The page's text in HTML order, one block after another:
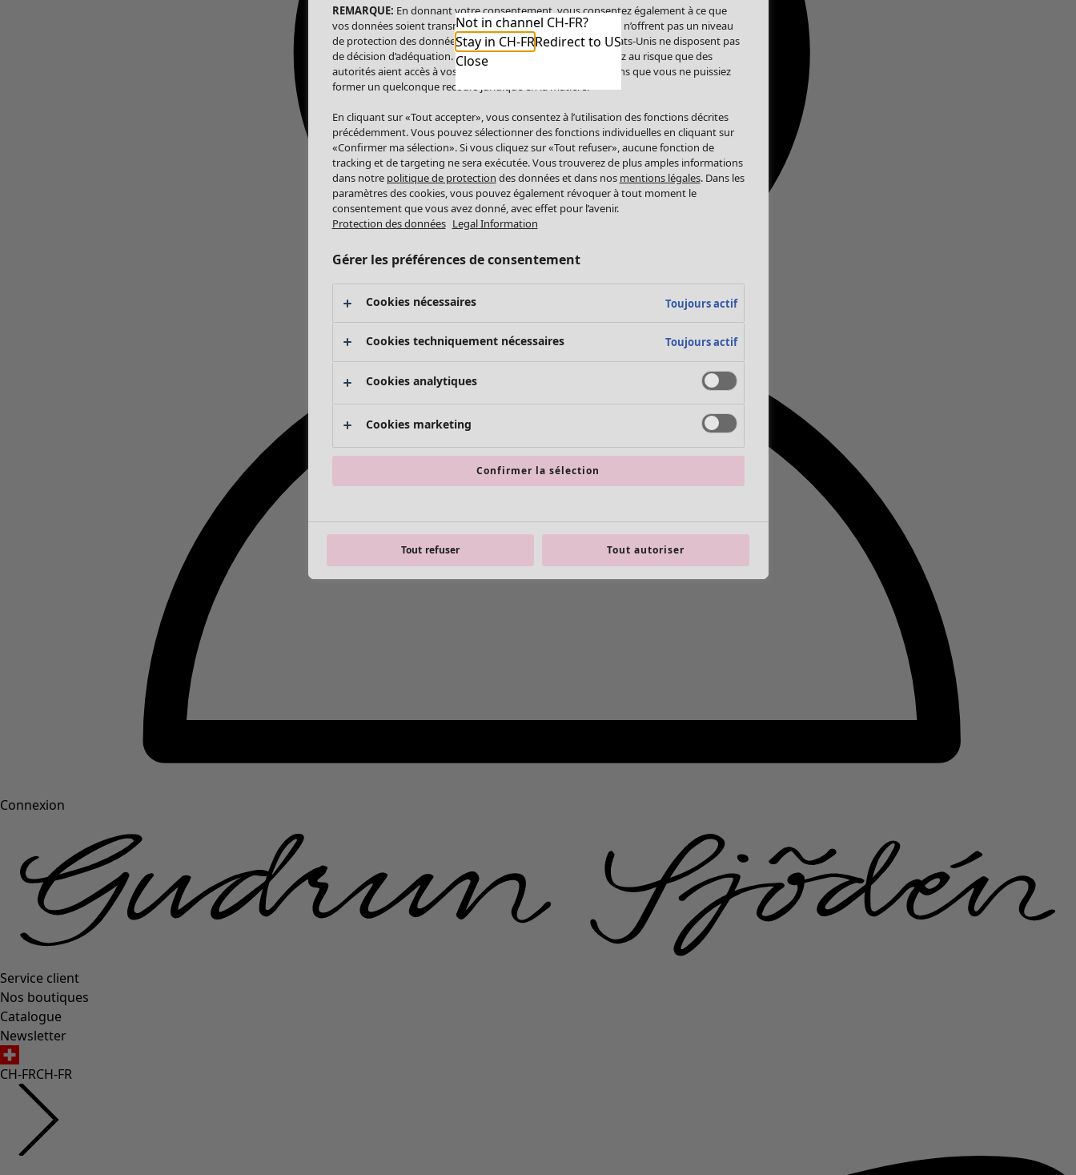
Connexion
Service client
Nos boutiques
Catalogue
Newsletter
CH-FRCH-FR
Not in channel CH-FR?
Stay in CH-FRRedirect to US
Close
REMARQUE: En donnant votre consentement, vous consentez également à ce que
vos données soient transmises aux États-Unis. Les États-Unis n’offrent pas un niveau
de protection des données comparable à celui de l’UE. Les États-Unis ne disposent pas
de décision d’adéquation. Par conséquent, vous vous exposez au risque que des
autorités aient accès à vos données à caractère personnel sans que vous ne puissiez
former un quelconque recours juridique en la matière.
En cliquant sur «Tout accepter», vous consentez à l’utilisation des fonctions décrites
précédemment. Vous pouvez sélectionner des fonctions individuelles en cliquant sur
«Confirmer ma sélection». Si vous cliquez sur «Tout refuser», aucune fonction de
tracking et de targeting ne sera exécutée. Vous trouverez de plus amples informations
dans notre politique de protection des données et dans nos mentions légales. Dans les
paramètres des cookies, vous pouvez également révoquer à tout moment le
consentement que vous avez donné, avec effet pour l’avenir.
Protection des données Legal Information
Gérer les préférences de consentement
Cookies nécessaires Toujours actif
Cookies techniquement nécessaires Toujours actif
Cookies analytiques
Cookies marketing
Confirmer la sélection
Tout refuser Tout autoriser